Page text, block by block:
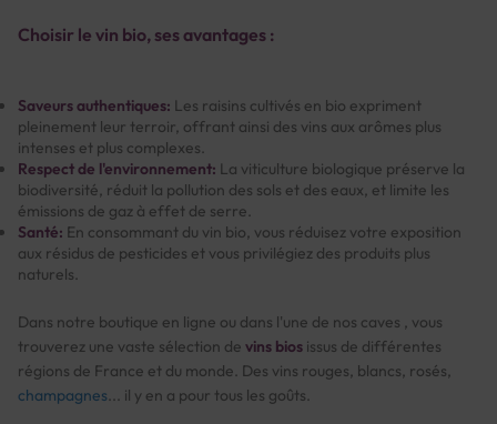
Choisir le vin bio, ses avantages :
Saveurs authentiques: Les raisins cultivés en bio expriment
pleinement leur terroir, offrant ainsi des vins aux arômes plus
intenses et plus complexes.
Respect de l'environnement: La viticulture biologique préserve la
biodiversité, réduit la pollution des sols et des eaux, et limite les
émissions de gaz à effet de serre.
Santé: En consommant du vin bio, vous réduisez votre exposition
aux résidus de pesticides et vous privilégiez des produits plus
naturels.
Dans notre boutique en ligne ou dans l'une de nos caves , vous
trouverez une vaste sélection de vins bios issus de différentes
régions de France et du monde. Des vins rouges, blancs, rosés,
champagnes... il y en a pour tous les goûts.